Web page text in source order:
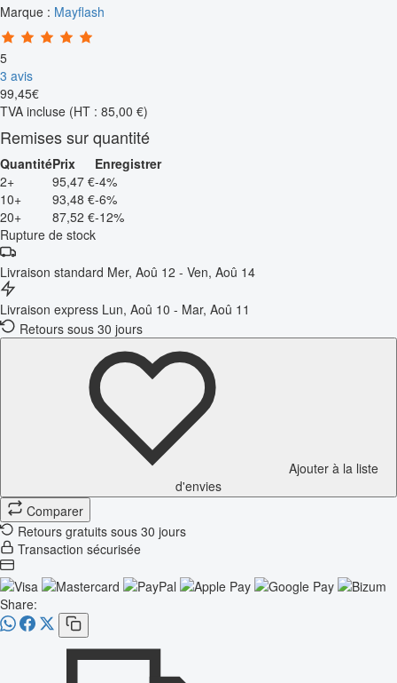
Marque : Mayflash
5
3 avis
99,45€
TVA incluse (HT : 85,00 €)
Remises sur quantité
QuantitéPrix
Enregistrer
2+
95,47 €-4%
10+
93,48 €-6%
20+
87,52 €-12%
Rupture de stock
Livraison standard Mer, Aoû 12 - Ven, Aoû 14
Livraison express Lun, Aoû 10 - Mar, Aoû 11
Retours sous 30 jours
Ajouter à la liste
d'envies
Comparer
Retours gratuits sous 30 jours
Transaction sécurisée
Share: